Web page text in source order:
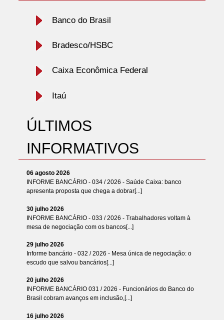
Banco do Brasil
Bradesco/HSBC
Caixa Econômica Federal
Itaú
ÚLTIMOS
INFORMATIVOS
06 agosto 2026
INFORME BANCÁRIO - 034 / 2026 - Saúde Caixa: banco
apresenta proposta que chega a dobrar[...]
30 julho 2026
INFORME BANCÁRIO - 033 / 2026 - Trabalhadores voltam à
mesa de negociação com os bancos[...]
29 julho 2026
Informe bancário - 032 / 2026 - Mesa única de negociação: o
escudo que salvou bancários[...]
20 julho 2026
INFORME BANCÁRIO 031 / 2026 - Funcionários do Banco do
Brasil cobram avanços em inclusão,[...]
16 julho 2026